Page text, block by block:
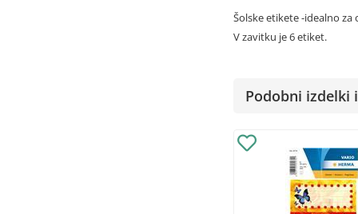
Šolske etikete -idealno
V zavitku je 6 etiket.
Podobni izdelki